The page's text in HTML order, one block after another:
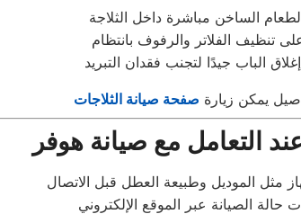
يمكن زيارة صفحة صيانة الثلاجات
التعامل مع صيانة هوفر